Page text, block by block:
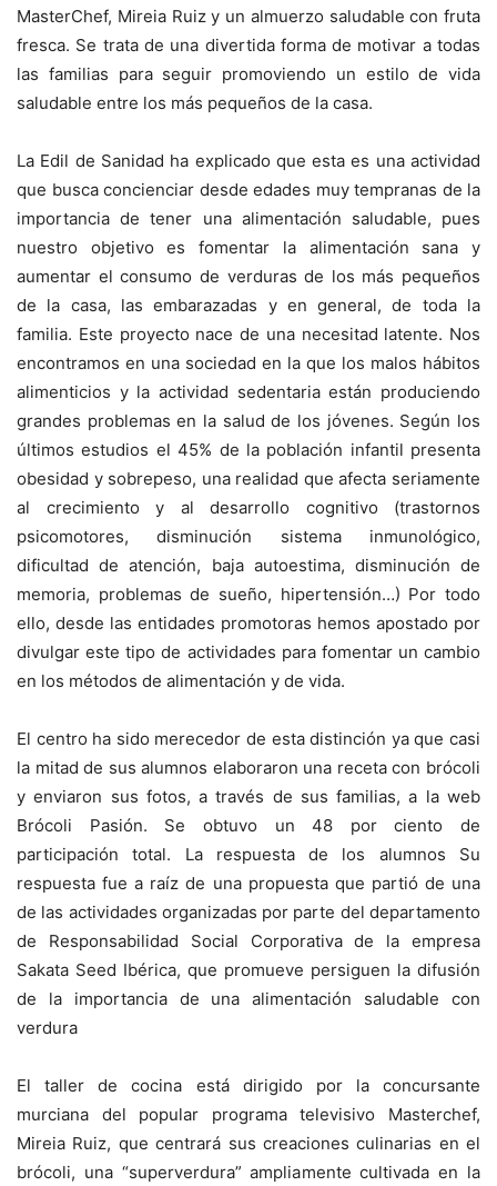
MasterChef, Mireia Ruiz y un almuerzo saludable con fruta
fresca. Se trata de una divertida forma de motivar a todas
las familias para seguir promoviendo un estilo de vida
saludable entre los más pequeños de la casa.
La Edil de Sanidad ha explicado que esta es una actividad
que busca concienciar desde edades muy tempranas de la
importancia de tener una alimentación saludable, pues
nuestro objetivo es fomentar la alimentación sana y
aumentar el consumo de verduras de los más pequeños
de la casa, las embarazadas y en general, de toda la
familia. Este proyecto nace de una necesitad latente. Nos
encontramos en una sociedad en la que los malos hábitos
alimenticios y la actividad sedentaria están produciendo
grandes problemas en la salud de los jóvenes. Según los
últimos estudios el 45% de la población infantil presenta
obesidad y sobrepeso, una realidad que afecta seriamente
al crecimiento y al desarrollo cognitivo (trastornos
psicomotores, disminución sistema inmunológico,
dificultad de atención, baja autoestima, disminución de
memoria, problemas de sueño, hipertensión…) Por todo
ello, desde las entidades promotoras hemos apostado por
divulgar este tipo de actividades para fomentar un cambio
en los métodos de alimentación y de vida.
El centro ha sido merecedor de esta distinción ya que casi
la mitad de sus alumnos elaboraron una receta con brócoli
y enviaron sus fotos, a través de sus familias, a la web
Brócoli Pasión. Se obtuvo un 48 por ciento de
participación total. La respuesta de los alumnos Su
respuesta fue a raíz de una propuesta que partió de una
de las actividades organizadas por parte del departamento
de Responsabilidad Social Corporativa de la empresa
Sakata Seed Ibérica, que promueve persiguen la difusión
de la importancia de una alimentación saludable con
verdura
El taller de cocina está dirigido por la concursante
murciana del popular programa televisivo Masterchef,
Mireia Ruiz, que centrará sus creaciones culinarias en el
brócoli, una “superverdura” ampliamente cultivada en la